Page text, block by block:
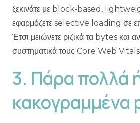
ξεκινάτε με block‑based,
εφαρμόζετε selective loading σε
Έτσι μειώνετε ριζικά τα bytes και
συστηματικά τους Core Web
3. Πάρα πολλά
κακογραμμένα